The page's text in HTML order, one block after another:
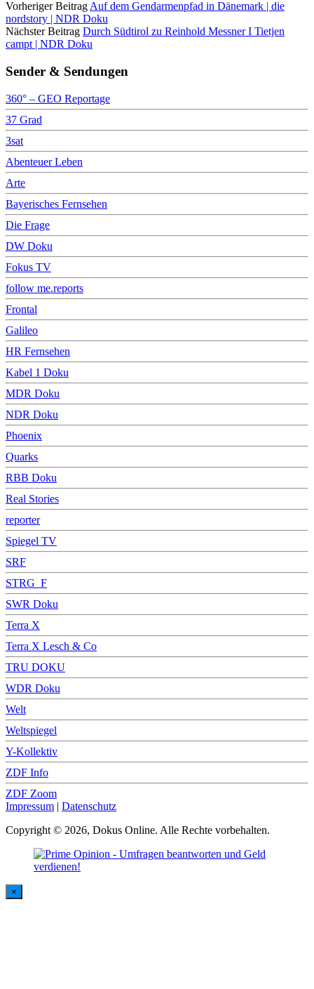
Vorheriger Beitrag Auf dem Gendarmenpfad in Dänemark | die
nordstory | NDR Doku
Nächster Beitrag Durch Südtirol zu Reinhold Messner I Tietjen
campt | NDR Doku
Sender & Sendungen
360° – GEO Reportage
37 Grad
3sat
Abenteuer Leben
Arte
Bayerisches Fernsehen
Die Frage
DW Doku
Fokus TV
follow me.reports
Frontal
Galileo
HR Fernsehen
Kabel 1 Doku
MDR Doku
NDR Doku
Phoenix
Quarks
RBB Doku
Real Stories
reporter
Spiegel TV
SRF
STRG_F
SWR Doku
Terra X
Terra X Lesch & Co
TRU DOKU
WDR Doku
Welt
Weltspiegel
Y-Kollektiv
ZDF Info
ZDF Zoom
Impressum | Datenschutz
Copyright © 2026, Dokus Online. Alle Rechte vorbehalten.
×